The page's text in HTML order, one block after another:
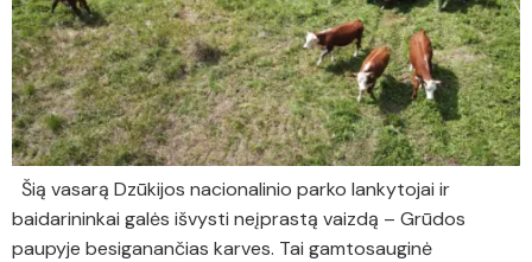
Šią vasarą Dzūkijos nacionalinio parko lankytojai ir
baidarininkai galės išvysti neįprastą vaizdą – Grūdos
paupyje besiganančias karves. Tai gamtosauginė